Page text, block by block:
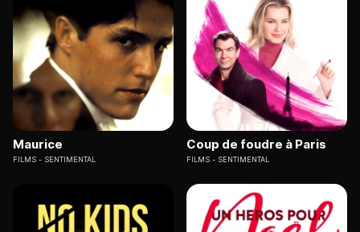
Maurice
FILMS SENTIMENTAL
Coup de foudre à Paris
FILMS SENTIMENTAL